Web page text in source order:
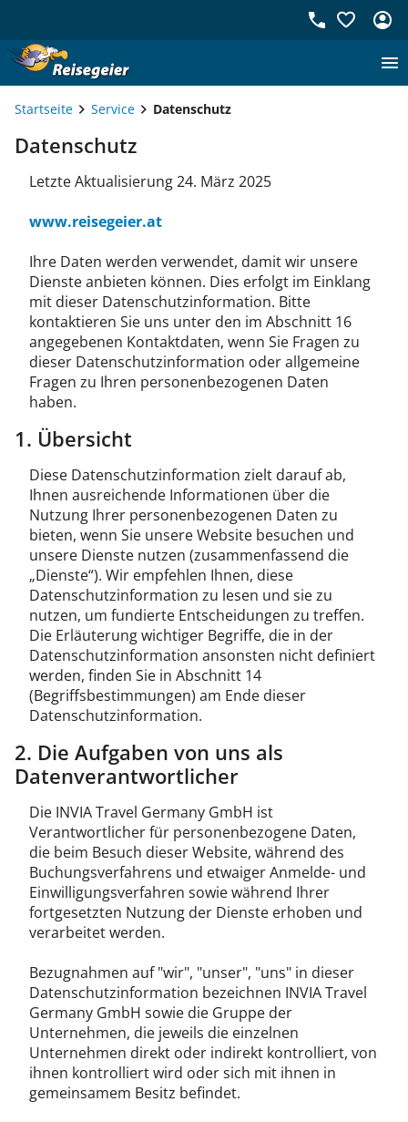
Startseite Service Datenschutz
Datenschutz
Letzte Aktualisierung 24. März 2025
www.reisegeier.at
Ihre Daten werden verwendet, damit wir unsere
Dienste anbieten können. Dies erfolgt im Einklang
mit dieser Datenschutzinformation. Bitte
kontaktieren Sie uns unter den im Abschnitt 16
angegebenen Kontaktdaten, wenn Sie Fragen zu
dieser Datenschutzinformation oder allgemeine
Fragen zu Ihren personenbezogenen Daten
haben.
1. Übersicht
Diese Datenschutzinformation zielt darauf ab,
Ihnen ausreichende Informationen über die
Nutzung Ihrer personenbezogenen Daten zu
bieten, wenn Sie unsere Website besuchen und
unsere Dienste nutzen (zusammenfassend die
„Dienste“). Wir empfehlen Ihnen, diese
Datenschutzinformation zu lesen und sie zu
nutzen, um fundierte Entscheidungen zu treffen.
Die Erläuterung wichtiger Begriffe, die in der
Datenschutzinformation ansonsten nicht definiert
werden, finden Sie in Abschnitt 14
(Begriffsbestimmungen) am Ende dieser
Datenschutzinformation.
2. Die Aufgaben von uns als
Datenverantwortlicher
Die INVIA Travel Germany GmbH ist
Verantwortlicher für personenbezogene Daten,
die beim Besuch dieser Website, während des
Buchungsverfahrens und etwaiger Anmelde- und
Einwilligungsverfahren sowie während Ihrer
fortgesetzten Nutzung der Dienste erhoben und
verarbeitet werden.
Bezugnahmen auf "wir", "unser", "uns" in dieser
Datenschutzinformation bezeichnen INVIA Travel
Germany GmbH sowie die Gruppe der
Unternehmen, die jeweils die einzelnen
Unternehmen direkt oder indirekt kontrolliert, von
ihnen kontrolliert wird oder sich mit ihnen in
gemeinsamem Besitz befindet.